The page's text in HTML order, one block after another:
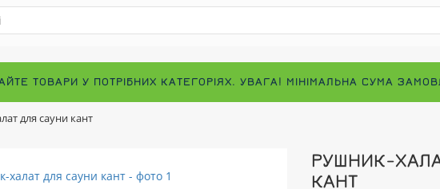
ТОВАРИ У ПОТРІБНИХ КАТЕГОРІЯХ. УВАГА! МІНІМАЛЬНА СУМА
для сауни кант
РУШНИК-
КАНТ